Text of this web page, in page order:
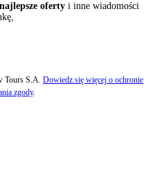
oferty i inne wiadomości
Tours S.A. Dowiedz się więcej o ochronie
zgody.